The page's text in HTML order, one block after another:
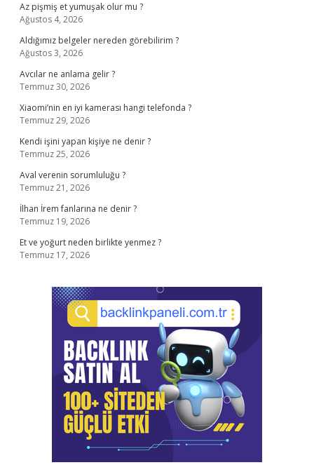
Az pişmiş et yumuşak olur mu ?
Ağustos 4, 2026
Aldığımız belgeler nereden görebilirim ?
Ağustos 3, 2026
Avcılar ne anlama gelir ?
Temmuz 30, 2026
Xiaomi’nin en iyi kamerası hangi telefonda ?
Temmuz 29, 2026
Kendi işini yapan kişiye ne denir ?
Temmuz 25, 2026
Aval verenin sorumluluğu ?
Temmuz 21, 2026
İlhan İrem fanlarına ne denir ?
Temmuz 19, 2026
Et ve yoğurt neden birlikte yenmez ?
Temmuz 17, 2026